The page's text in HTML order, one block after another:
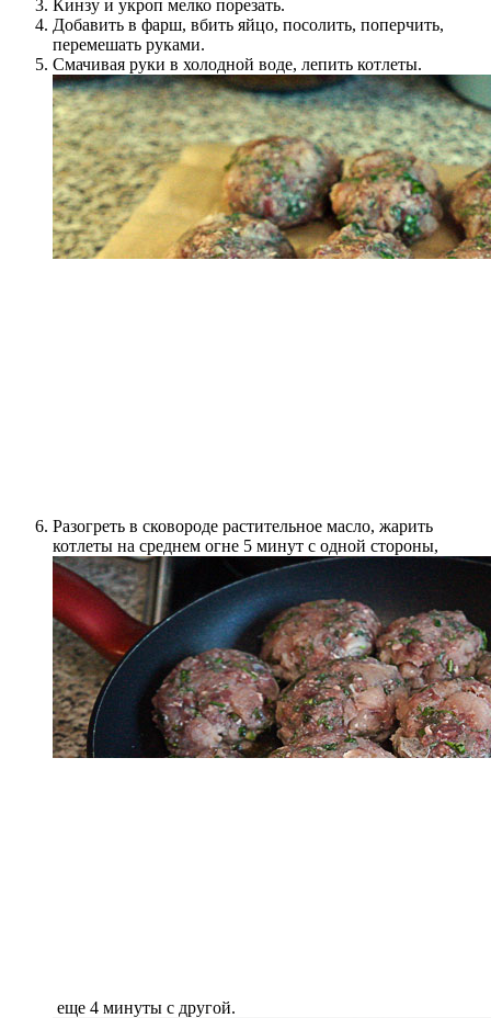
Кинзу и укроп мелко порезать.
Добавить в фарш, вбить яйцо, посолить, поперчить,
перемешать руками.
Смачивая руки в холодной воде, лепить котлеты.
Разогреть в сковороде растительное масло, жарить
котлеты на среднем огне 5 минут с одной стороны,
еще 4 минуты с другой.